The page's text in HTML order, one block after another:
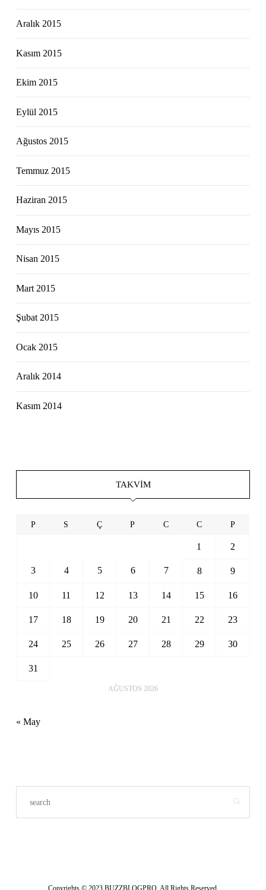
Aralık 2015
Kasım 2015
Ekim 2015
Eylül 2015
Ağustos 2015
Temmuz 2015
Haziran 2015
Mayıs 2015
Nisan 2015
Mart 2015
Şubat 2015
Ocak 2015
Aralık 2014
Kasım 2014
TAKVIM
AĞUSTOS 2026
P S Ç P C C P
1 2
3 4 5 6 7 8 9
10 11 12 13 14 15 16
17 18 19 20 21 22 23
24 25 26 27 28 29 30
31
« May
Copyrights © 2023 BUZZBLOGPRO. All Rights Reserved.